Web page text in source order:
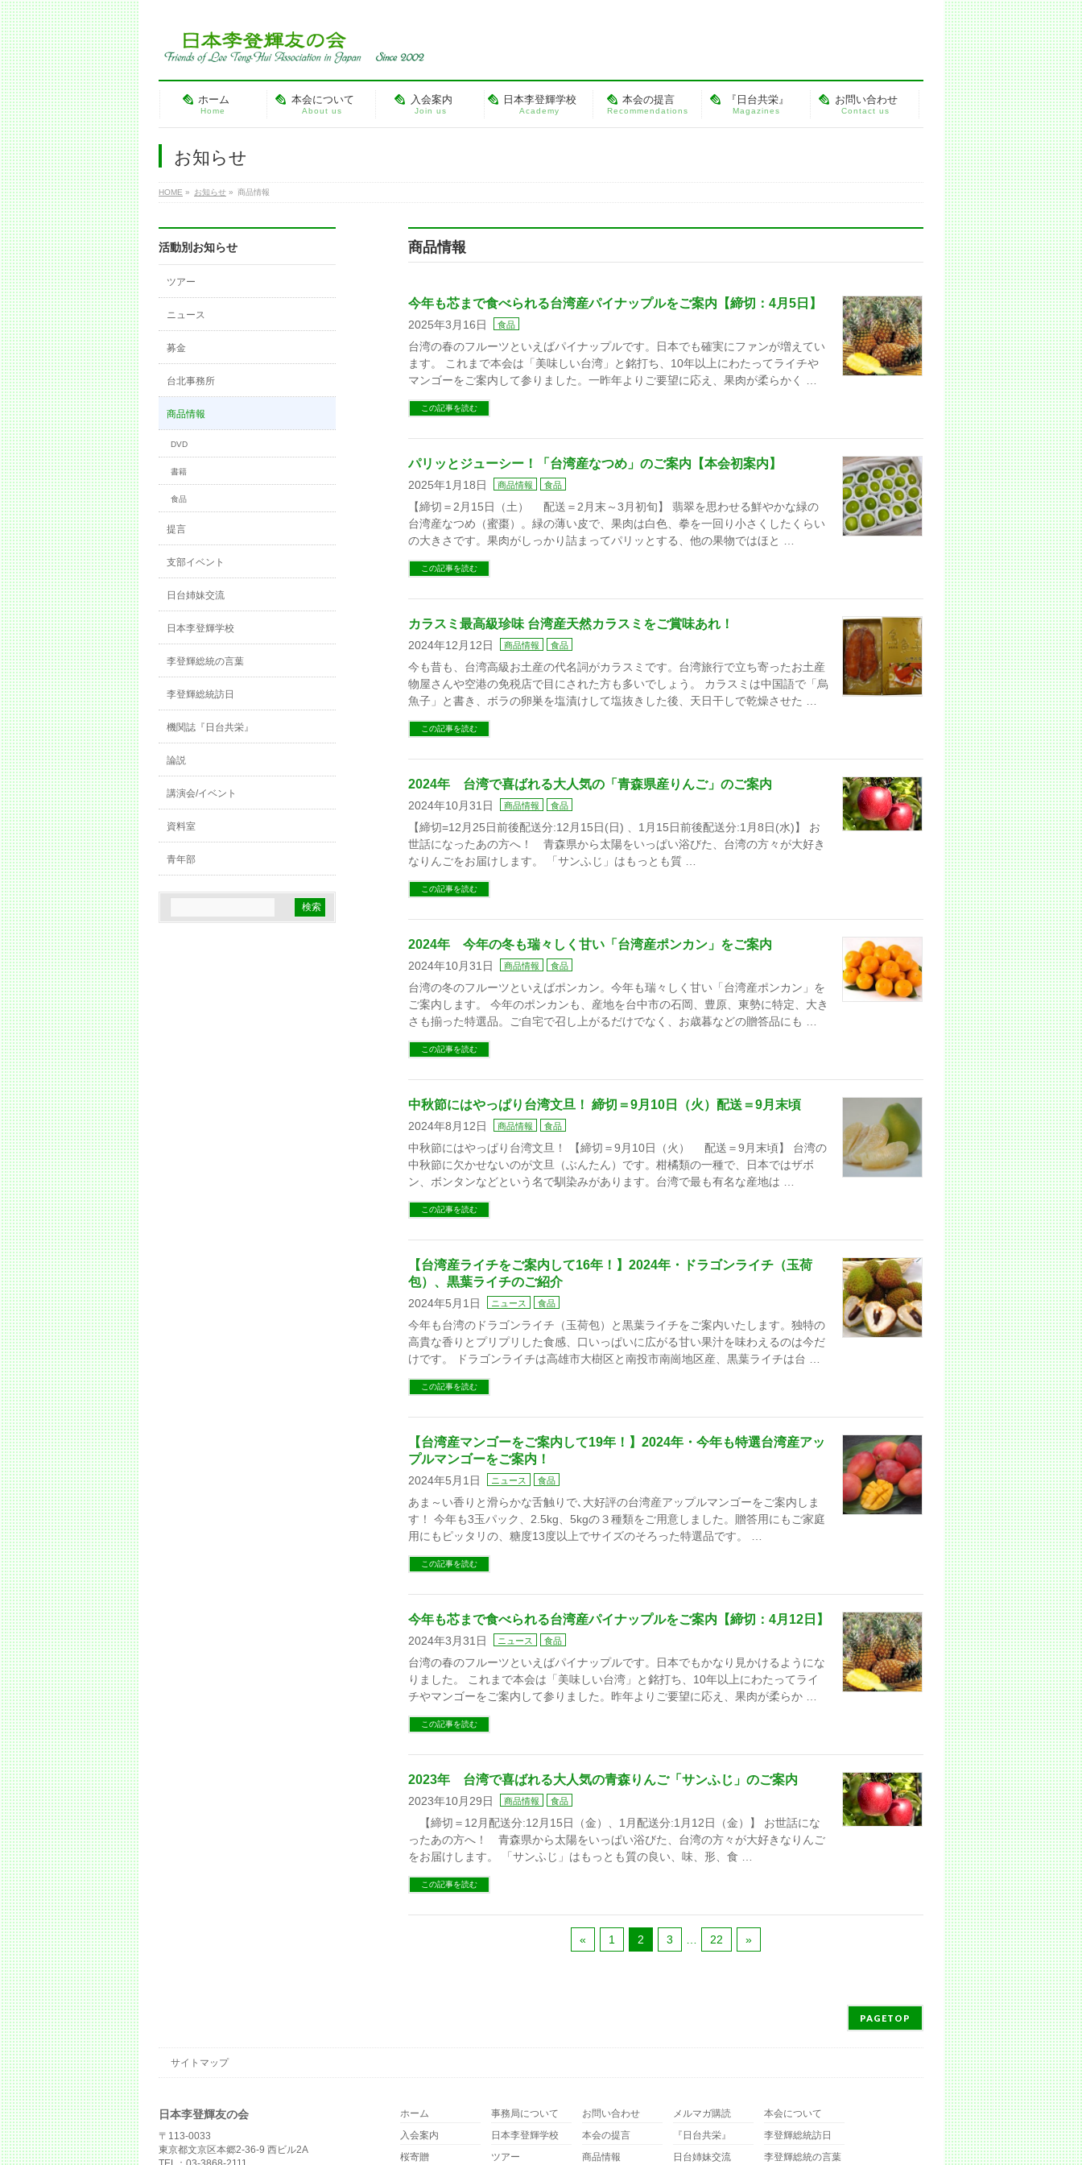
ホーム
Home
本会について
About us
入会案内
Join us
日本李登輝学校
Academy
本会の提言
Recommendations
『日台共栄』
Magazines
お問い合わせ
Contact us
お知らせ
HOME » お知らせ » 商品情報
商品情報
今年も芯まで食べられる台湾産パイナップルをご案内【締切：4月5日】
2025年3月16日 食品
台湾の春のフルーツといえばパイナップルです。日本でも確実にファンが増えてい
ます。 これまで本会は「美味しい台湾」と銘打ち、10年以上にわたってライチや
マンゴーをご案内して参りました。一昨年よりご要望に応え、果肉が柔らかく …
この記事を読む
パリッとジューシー！「台湾産なつめ」のご案内【本会初案内】
2025年1月18日 商品情報 食品
【締切＝2月15日（土） 配送＝2月末～3月初旬】 翡翠を思わせる鮮やかな緑の
台湾産なつめ（蜜棗）。緑の薄い皮で、果肉は白色、拳を一回り小さくしたくらい
の大きさです。果肉がしっかり詰まってパリッとする、他の果物ではほと …
この記事を読む
カラスミ最高級珍味 台湾産天然カラスミをご賞味あれ！
2024年12月12日 商品情報 食品
今も昔も、台湾高級お土産の代名詞がカラスミです。台湾旅行で立ち寄ったお土産
物屋さんや空港の免税店で目にされた方も多いでしょう。 カラスミは中国語で「烏
魚子」と書き、ボラの卵巣を塩漬けして塩抜きした後、天日干しで乾燥させた …
この記事を読む
2024年 台湾で喜ばれる大人気の「青森県産りんご」のご案内
2024年10月31日 商品情報 食品
【締切=12月25日前後配送分:12月15日(日) 、1月15日前後配送分:1月8日(水)】 お
世話になったあの方へ！ 青森県から太陽をいっぱい浴びた、台湾の方々が大好き
なりんごをお届けします。 「サンふじ」はもっとも質 …
この記事を読む
2024年 今年の冬も瑞々しく甘い「台湾産ポンカン」をご案内
2024年10月31日 商品情報 食品
台湾の冬のフルーツといえばポンカン。今年も瑞々しく甘い「台湾産ポンカン」を
ご案内します。 今年のポンカンも、産地を台中市の石岡、豊原、東勢に特定、大き
さも揃った特選品。ご自宅で召し上がるだけでなく、お歳暮などの贈答品にも …
この記事を読む
中秋節にはやっぱり台湾文旦！ 締切＝9月10日（火）配送＝9月末頃
2024年8月12日 商品情報 食品
中秋節にはやっぱり台湾文旦！ 【締切＝9月10日（火） 配送＝9月末頃】 台湾の
中秋節に欠かせないのが文旦（ぶんたん）です。柑橘類の一種で、日本ではザボ
ン、ボンタンなどという名で馴染みがあります。台湾で最も有名な産地は …
この記事を読む
【台湾産ライチをご案内して16年！】2024年・ドラゴンライチ（玉荷
包）、黒葉ライチのご紹介
2024年5月1日 ニュース 食品
今年も台湾のドラゴンライチ（玉荷包）と黒葉ライチをご案内いたします。独特の
高貴な香りとプリプリした食感、口いっぱいに広がる甘い果汁を味わえるのは今だ
けです。 ドラゴンライチは高雄市大樹区と南投市南崗地区産、黒葉ライチは台 …
この記事を読む
【台湾産マンゴーをご案内して19年！】2024年・今年も特選台湾産アッ
プルマンゴーをご案内！
2024年5月1日 ニュース 食品
あま～い香りと滑らかな舌触りで､大好評の台湾産アップルマンゴーをご案内しま
す！ 今年も3玉パック、2.5kg、5kgの３種類をご用意しました。贈答用にもご家庭
用にもピッタリの、糖度13度以上でサイズのそろった特選品です。 …
この記事を読む
今年も芯まで食べられる台湾産パイナップルをご案内【締切：4月12日】
2024年3月31日 ニュース 食品
台湾の春のフルーツといえばパイナップルです。日本でもかなり見かけるようにな
りました。 これまで本会は「美味しい台湾」と銘打ち、10年以上にわたってライ
チやマンゴーをご案内して参りました。昨年よりご要望に応え、果肉が柔らか …
この記事を読む
2023年 台湾で喜ばれる大人気の青森りんご「サンふじ」のご案内
2023年10月29日 商品情報 食品
【締切＝12月配送分:12月15日（金）、1月配送分:1月12日（金）】 お世話にな
ったあの方へ！ 青森県から太陽をいっぱい浴びた、台湾の方々が大好きなりんご
をお届けします。 「サンふじ」はもっとも質の良い、味、形、食 …
この記事を読む
« 1 2 3 22 »
活動別お知らせ
ツアー
ニュース
募金
台北事務所
商品情報
DVD
書籍
食品
提言
支部イベント
日台姉妹交流
日本李登輝学校
李登輝総統の言葉
李登輝総統訪日
機関誌『日台共栄』
論説
講演会/イベント
資料室
青年部
PAGETOP
サイトマップ
日本李登輝友の会
〒113-0033
東京都文京区本郷2-36-9 西ビル2A
ホーム 事務局について お問い合わせ メルマガ購読
本会について
入会案内
日本李登輝学校 本会の提言 『日台共栄』
李登輝総統訪日
桜寄贈
ツアー 商品情報 日台姉妹交流 李登輝総統の言葉